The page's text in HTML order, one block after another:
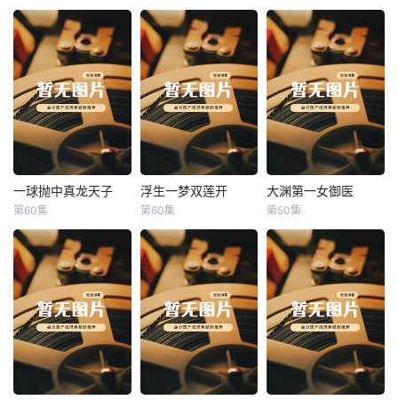
一球抛中真龙天子
一球抛中真龙天子
第60集
浮生一梦双莲开
浮生一梦双莲开
第60集
大渊第一女御医
大渊第一女御医
第50集